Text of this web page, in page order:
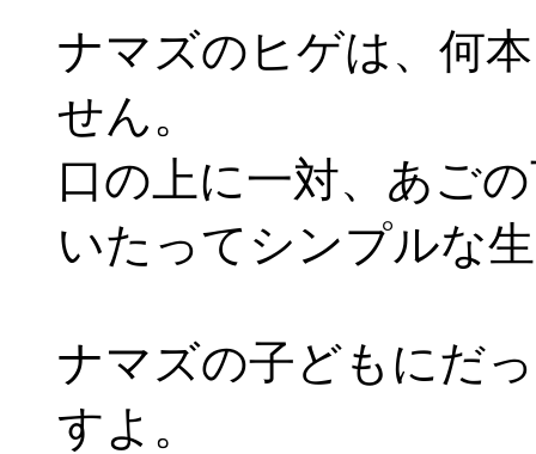
ナマズのヒゲは、何
せん。
口の上に一対、あご
いたってシンプルな
ナマズの子どもにだ
すよ。